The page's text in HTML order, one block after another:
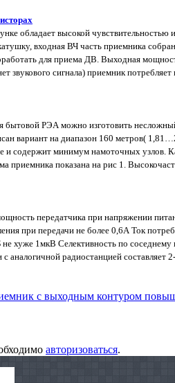
обладает высокой
входная ВЧ часть приемника
для приема ДВ. Выходная
звукового сигнала) приемник
бытовой РЭА можно изготовить
вариант на диапазон 160 метров(
и содержит минимум намоточных узлов.
приемника показана на рис 1.
передатчика при напряжении
при передачи не более 0,6А Ток
хуже 1мкВ Селективность по соседнему
радиостанцией составляет
с выходным контуром
авторизоваться.